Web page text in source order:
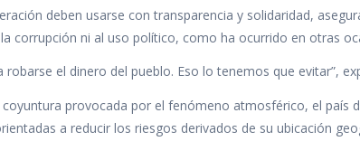
deben usarse con transparencia y solidaridad,
corrupción ni al uso político, como ha ocurrido en otras
el dinero del pueblo. Eso lo tenemos que evitar”,
provocada por el fenómeno atmosférico, el país
a reducir los riesgos derivados de su ubicación